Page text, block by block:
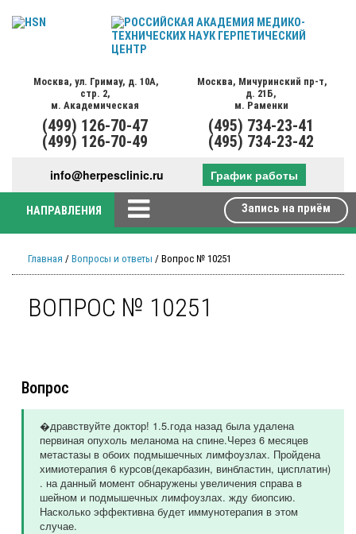
Москва, ул. Гримау, д. 10А,
стр. 2,
м. Академическая
(499) 126-70-47
(499) 126-70-49
Москва, Мичуринский пр-т,
д. 21Б,
м. Раменки
(495) 734-23-41
(495) 734-23-42
info@herpesclinic.ru График работы
НАПРАВЛЕНИЯ Запись на приём
Главная / Вопросы и ответы / Вопрос № 10251
ВОПРОС № 10251
Вопрос
�дравствуйте доктор! 1.5.года назад была удалена
первиная опухоль меланома на спине.Через 6 месяцев
метастазы в обоих подмышечных лимфоузлах. Пройдена
химиотерапия 6 курсов(декарбазин, винбластин, цисплатин)
. на данный момент обнаружены увеличения справа в
шейном и подмышечных лимфоузлах. жду биопсию.
Насколько эффективна будет иммунотерапия в этом
случае.